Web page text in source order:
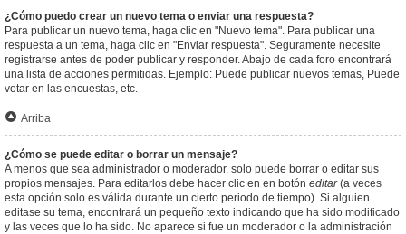
¿Cómo puedo crear un nuevo tema o enviar una respuesta?
Para publicar un nuevo tema, haga clic en "Nuevo tema". Para publicar una
respuesta a un tema, haga clic en "Enviar respuesta". Seguramente necesite
registrarse antes de poder publicar y responder. Abajo de cada foro encontrará
una lista de acciones permitidas. Ejemplo: Puede publicar nuevos temas, Puede
votar en las encuestas, etc.
Arriba
¿Cómo se puede editar o borrar un mensaje?
A menos que sea administrador o moderador, solo puede borrar o editar sus
propios mensajes. Para editarlos debe hacer clic en en botón editar(a veces
esta opción solo es válida durante un cierto periodo de tiempo). Si alguien
editase su tema, encontrará un pequeño texto indicando que ha sido modificado
y las veces que lo ha sido. No aparece si fue un moderador o la administración